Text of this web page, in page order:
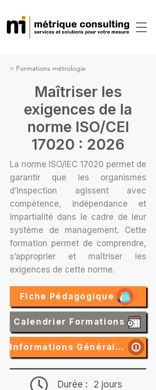
< Formations métrologie
Maîtriser les
exigences de la
norme ISO/CEI
17020 : 2026
La norme ISO/IEC 17020 permet de
garantir que les organismes
d’inspection agissent avec
compétence, indépendance et
impartialité dans le cadre de leur
système de management. Cette
formation permet de comprendre,
s’approprier et maîtriser les
exigences de cette norme.
Fiche Pédagogique
Calendrier Formations
Informations Générales
Durée : 2 jours